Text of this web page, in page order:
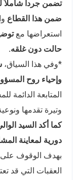
تضمن جرداً شاملاً
ضمن هذا القطاع
استعراضها مع
حالت دون غلقه.
*وفي هذا السياق،
وإحياء روح
المتابعة الدائمة
وتيرة تقدمها
كما أكد السيد
دورية لمعاينة
بهدف الوقوف على
العقبات التي قد